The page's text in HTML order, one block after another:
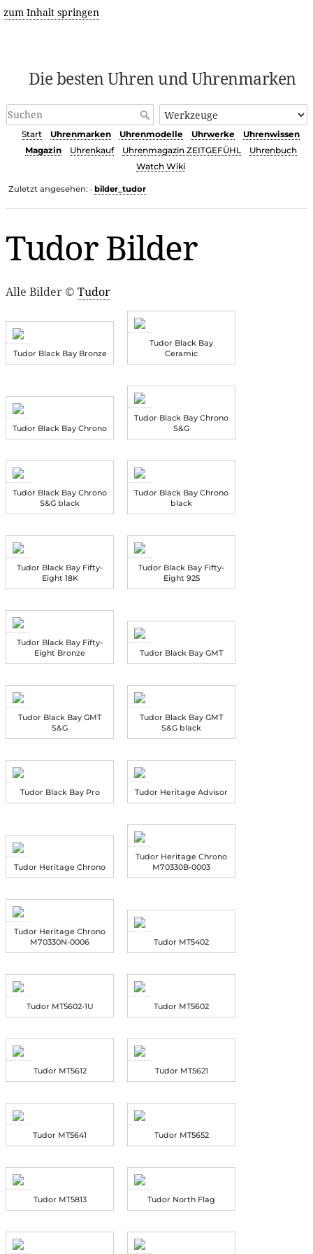
zum Inhalt springen
Die besten Uhren und Uhrenmarken
Start Uhrenmarken Uhrenmodelle Uhrwerke
Uhrenwissen
Magazin
Uhrenkauf Uhrenmagazin ZEITGEFÜHL
Uhrenbuch
Watch Wiki
Zuletzt angesehen: • bilder_tudor
Tudor Bilder
Alle Bilder © Tudor
Tudor Black Bay Bronze
Tudor Black Bay
Ceramic
Tudor Black Bay Chrono
Tudor Black Bay Chrono
S&G
Tudor Black Bay Chrono
S&G black
Tudor Black Bay Chrono
black
Tudor Black Bay Fifty-
Eight 18K
Tudor Black Bay Fifty-
Eight 925
Tudor Black Bay Fifty-
Eight Bronze
Tudor Black Bay GMT
Tudor Black Bay GMT
S&G
Tudor Black Bay GMT
S&G black
Tudor Black Bay Pro Tudor Heritage Advisor
Tudor Heritage Chrono
Tudor Heritage Chrono
M70330B-0003
Tudor Heritage Chrono
M70330N-0006
Tudor MT5402
Tudor MT5602-1U Tudor MT5602
Tudor MT5612 Tudor MT5621
Tudor MT5641 Tudor MT5652
Tudor MT5813 Tudor North Flag